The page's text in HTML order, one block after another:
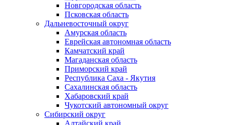
Новгородская область
Псковская область
Дальневосточный округ
Амурская область
Еврейская автономная область
Камчатский край
Магаданская область
Приморский край
Республика Саха - Якутия
Сахалинская область
Хабаровский край
Чукотский автономный округ
Сибирский округ